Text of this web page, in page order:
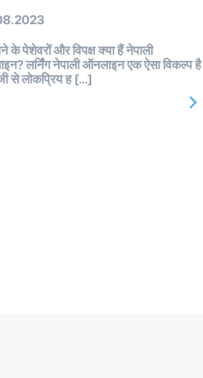
पेशेवरों और विपक्ष क्या हैं नेपाली
लर्निंग नेपाली ऑनलाइन एक ऐसा विकल्प है
से लोकप्रिय ह […]